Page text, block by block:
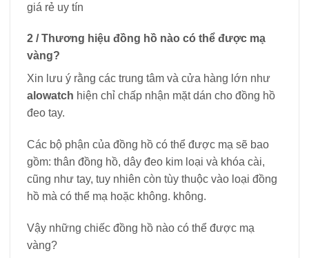
giá rẻ uy tín
2 / Thương hiệu đồng hồ nào có thể được mạ
vàng?
Xin lưu ý rằng các trung tâm và cửa hàng lớn như
alowatch hiện chỉ chấp nhận mặt dán cho đồng hồ
đeo tay.
Các bộ phận của đồng hồ có thể được mạ sẽ bao
gồm: thân đồng hồ, dây đeo kim loại và khóa cài,
cũng như tay, tuy nhiên còn tùy thuộc vào loại đồng
hồ mà có thể mạ hoặc không. không.
Vậy những chiếc đồng hồ nào có thể được mạ
vàng?